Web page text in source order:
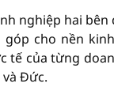
nghiệp hai
cho nền
tế của từng
Đức.